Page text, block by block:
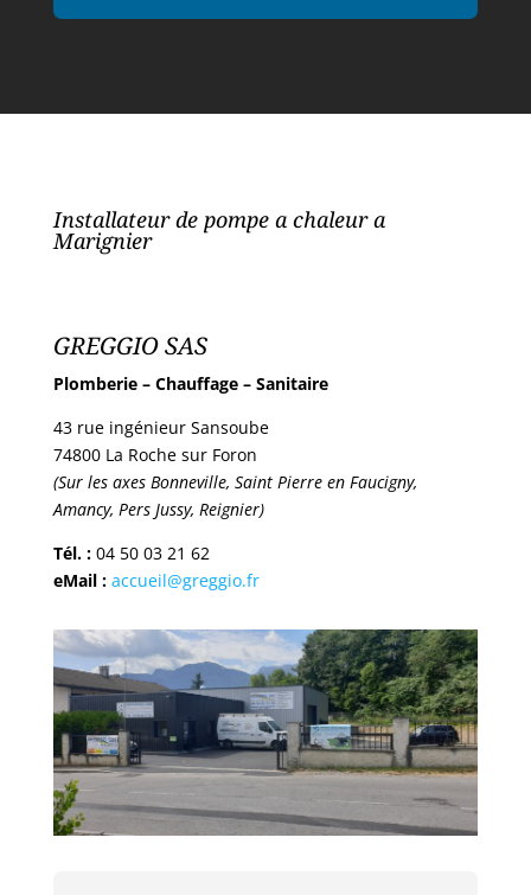
Installateur de pompe a chaleur a
Marignier
GREGGIO SAS
Plomberie – Chauffage – Sanitaire
43 rue ingénieur Sansoube
74800 La Roche sur Foron
(Sur les axes Bonneville, Saint Pierre en Faucigny,
Amancy, Pers Jussy, Reignier)
Tél. :04 50 03 21 62
eMail : accueil@greggio.fr